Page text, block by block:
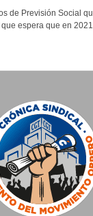
de Previsión Social
espera que en